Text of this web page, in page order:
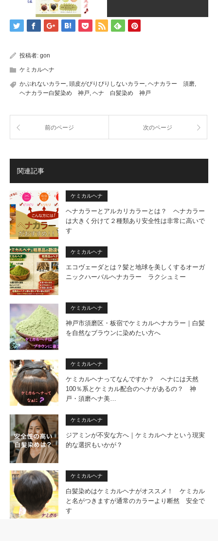
投稿者: gon
ケミカルヘナ
かぶれないカラー, 頭皮がぴりぴりしないカラー, ヘナカラー 須磨,
ヘナカラー白髪染め 神戸, ヘナ 白髪染め 神戸
前のページ 次のページ
関連記事
ケミカルヘナ
ヘナカラーとアルカリカラーとは？ ヘナカラー
は大きく分けて２種類あり安全性は非常に高いで
す
ケミカルヘナ
エコヴェーダとは？髪と地球を美しくするオーガ
ニックハーバルヘナカラー ラクシュミー
ケミカルヘナ
神戸市須磨区・板宿でケミカルヘナカラー｜白髪
を自然なブラウンに染めたい方へ
ケミカルヘナ
ケミカルヘナってなんですか？ ヘナには天然
100％系とケミカル配合のヘナがあるの？ 神
戸・須磨ヘナ美…
ケミカルヘナ
ジアミンが不安な方へ｜ケミカルヘナという現実
的な選択もいかが？
ケミカルヘナ
白髪染めはケミカルヘナがオススメ！ ケミカル
と名がつきますが通常のカラーより断然 安全で
す